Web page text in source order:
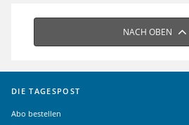
NACH OBEN
DIE TAGESPOST
Abo bestellen